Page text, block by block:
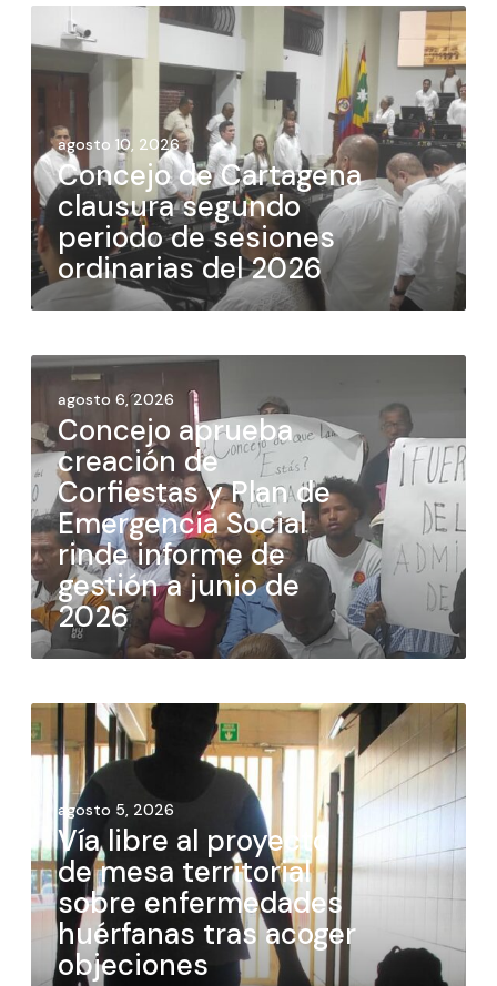
agosto 10, 2026
Concejo de Cartagena
clausura segundo
periodo de sesiones
ordinarias del 2026
agosto 6, 2026
Concejo aprueba
creación de
Corfiestas y Plan de
Emergencia Social
rinde informe de
gestión a junio de
2026
agosto 5, 2026
Vía libre al proyecto
de mesa territorial
sobre enfermedades
huérfanas tras acoger
objeciones